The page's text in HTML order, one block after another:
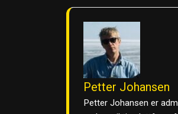
Petter Johansen
Petter Johansen er